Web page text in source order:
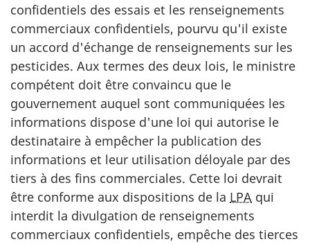
confidentiels des essais et les renseignements
commerciaux confidentiels, pourvu qu'il existe
un accord d'échange de renseignements sur les
pesticides. Aux termes des deux lois, le ministre
compétent doit être convaincu que le
gouvernement auquel sont communiquées les
informations dispose d'une loi qui autorise le
destinataire à empêcher la publication des
informations et leur utilisation déloyale par des
tiers à des fins commerciales. Cette loi devrait
être conforme aux dispositions de la LPA qui
interdit la divulgation de renseignements
commerciaux confidentiels, empêche des tierces